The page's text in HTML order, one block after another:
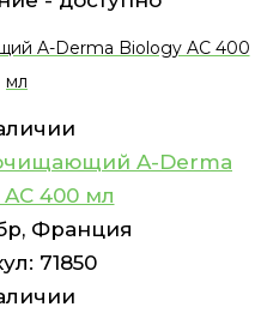
A-Derma Biology AC 400
мл
A-Derma
400 мл
Франция
71850